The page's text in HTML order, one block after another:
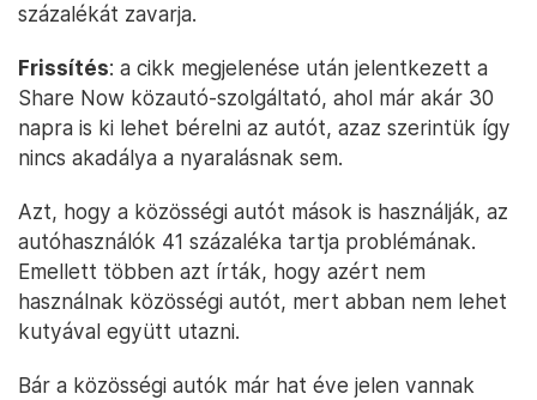
százalékát zavarja.
Frissítés: a cikk megjelenése után jelentkezett a
Share Now közautó-szolgáltató, ahol már akár 30
napra is ki lehet bérelni az autót, azaz szerintük így
nincs akadálya a nyaralásnak sem.
Azt, hogy a közösségi autót mások is használják, az
autóhasználók 41 százaléka tartja problémának.
Emellett többen azt írták, hogy azért nem
használnak közösségi autót, mert abban nem lehet
kutyával együtt utazni.
Bár a közösségi autók már hat éve jelen vannak